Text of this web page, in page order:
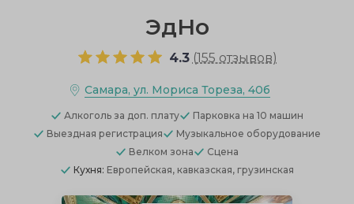
ЭдНо
4.3 (155 отзывов)
Самара, ул. Мориса Тореза, 40б
Алкоголь за доп. плату Парковка на 10 машин
Выездная регистрация
Музыкальное оборудование
Велком зона
Сцена
Кухня: Европейская, кавказская, грузинская